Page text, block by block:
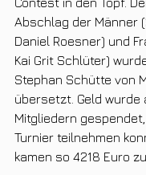
Abschlag der Männer
Daniel Roesner) und
Kai Grit Schlüter)
Stephan Schütte von
übersetzt. Geld wurde
Mitgliedern
Turnier teilnehmen
kamen so 4218 Euro